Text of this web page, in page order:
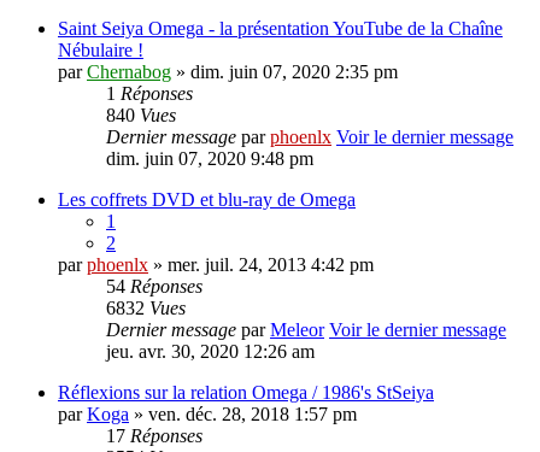
Saint Seiya Omega - la présentation YouTube de la Chaîne
Nébulaire !
parChernabog » dim. juin 07, 2020 2:35 pm
1 Réponses
840 Vues
Dernier message parphoenlx Voir le dernier message
dim. juin 07, 2020 9:48 pm
Les coffrets DVD et blu-ray de Omega
1
2
parphoenlx » mer. juil. 24, 2013 4:42 pm
54 Réponses
6832 Vues
Dernier message parMeleor Voir le dernier message
jeu. avr. 30, 2020 12:26 am
Réflexions sur la relation Omega / 1986's StSeiya
parKoga » ven. déc. 28, 2018 1:57 pm
17 Réponses